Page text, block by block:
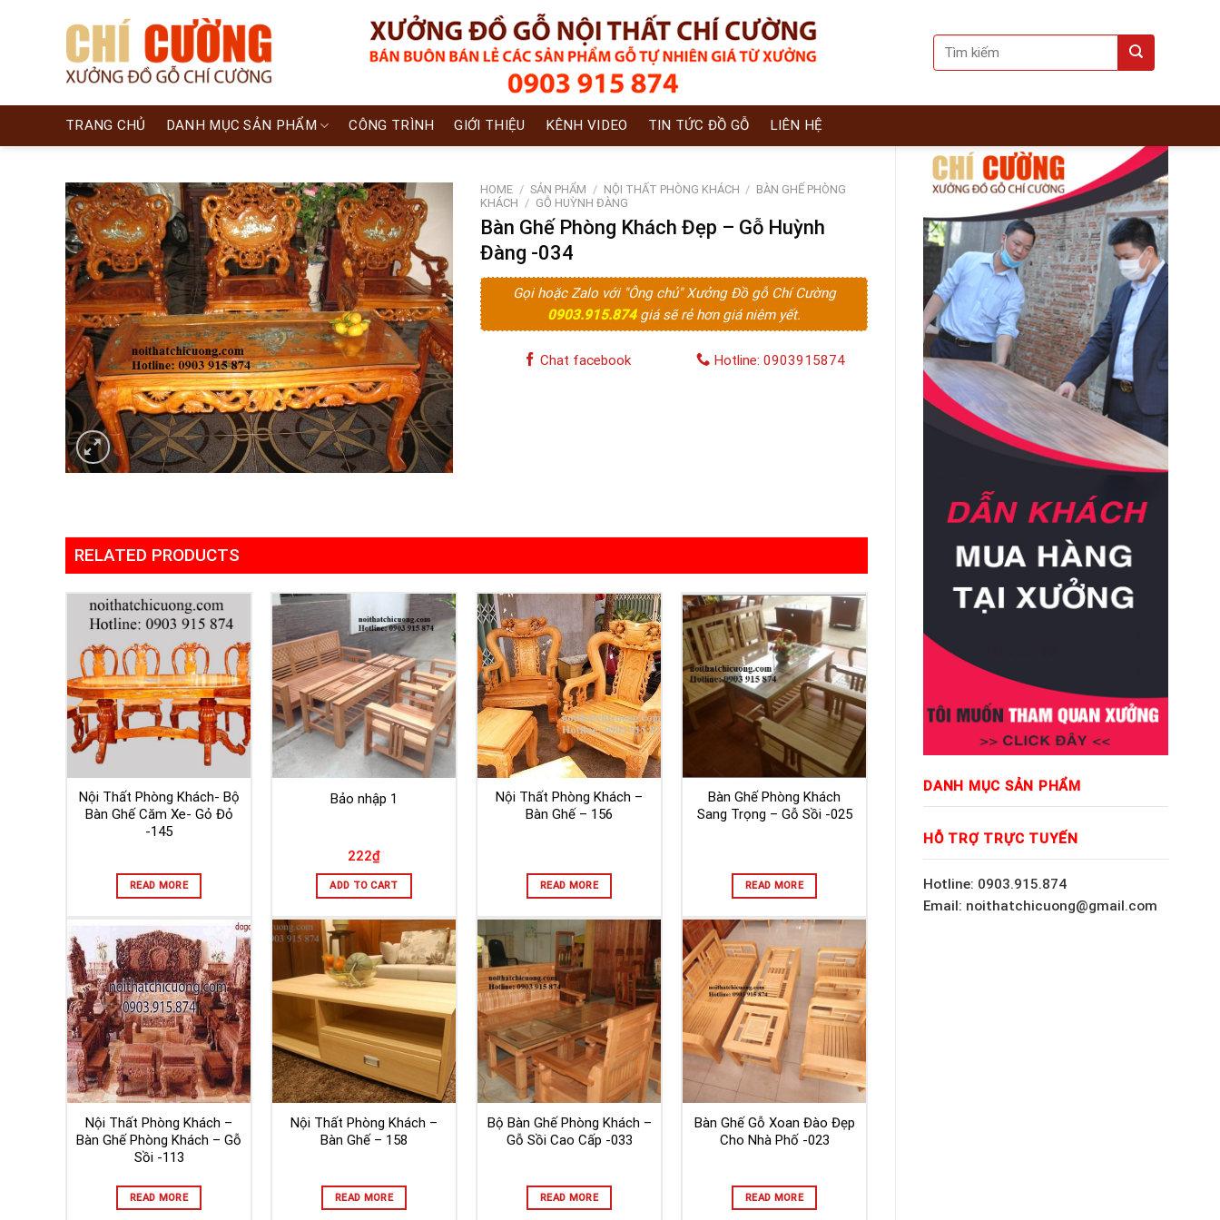
Search
for:
TRANG CHỦ DANH MỤC SẢN PHẨM CÔNG TRÌNH GIỚI THIỆU KÊNH VIDEO TIN TỨC ĐỒ GỖ LIÊN HỆ
DANH MỤC SẢN PHẨM
HỖ TRỢ TRỰC TUYẾN
Hotline: 0903.915.874
Email: noithatchicuong@gmail.com
HOME / SẢN PHẨM / NỘI THẤT PHÒNG KHÁCH / BÀN GHẾ PHÒNG
KHÁCH / GỖ HUỲNH ĐÀNG
Bàn Ghế Phòng Khách Đẹp – Gỗ Huỳnh
Đàng -034
Gọi hoặc Zalo với "Ông chủ" Xưởng Đồ gỗ Chí Cường
0903.915.874 giá sẽ rẻ hơn giá niêm yết.
Chat facebook Hotline: 0903915874
RELATED PRODUCTS
Nội Thất Phòng Khách- Bộ
Bàn Ghế Căm Xe- Gỏ Đỏ
-145
READ MORE
Bảo nhập 1
222₫
ADD TO CART
Nội Thất Phòng Khách –
Bàn Ghế – 156
READ MORE
Bàn Ghế Phòng Khách
Sang Trọng – Gỗ Sồi -025
READ MORE
Nội Thất Phòng Khách –
Bàn Ghế Phòng Khách – Gỗ
Sồi -113
READ MORE
Nội Thất Phòng Khách –
Bàn Ghế – 158
READ MORE
Bộ Bàn Ghế Phòng Khách –
Gỗ Sồi Cao Cấp -033
READ MORE
Bàn Ghế Gỗ Xoan Đào Đẹp
Cho Nhà Phố -023
READ MORE